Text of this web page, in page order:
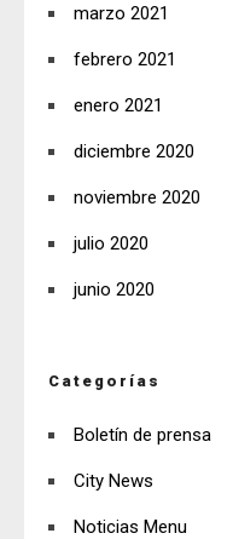
marzo 2021
febrero 2021
enero 2021
diciembre 2020
noviembre 2020
julio 2020
junio 2020
Categorías
Boletín de prensa
City News
Noticias Menu